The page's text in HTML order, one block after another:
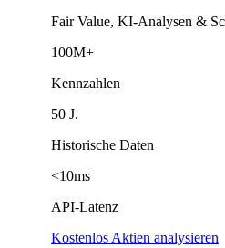
Fair Value, KI-Analysen &
100M+
Kennzahlen
50 J.
Historische Daten
<10ms
API-Latenz
Kostenlos Aktien analysieren